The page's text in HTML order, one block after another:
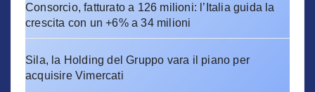
Consorcio, fatturato a 126 milioni: l’Italia guida la
crescita con un +6% a 34 milioni
Sila, la Holding del Gruppo vara il piano per
acquisire Vimercati